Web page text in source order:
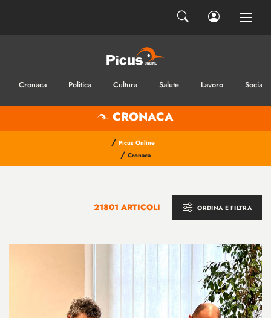
Cronaca Politica Cultura Salute Lavoro Sociale
CRONACA
/ Picus Online
/ Cronaca
21801 ARTICOLI ORDINA E FILTRA